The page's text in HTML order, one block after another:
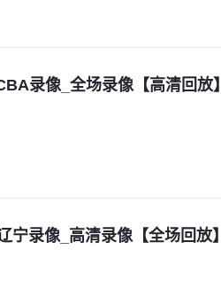
录像_全场录像【高清回放】
录像_高清录像【全场回放】